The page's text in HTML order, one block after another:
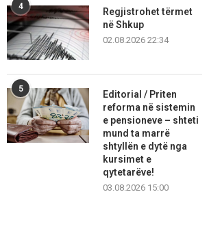
4
Regjistrohet tërmet
në Shkup
02.08.2026 22:34
5
Editorial / Priten
reforma në sistemin
e pensioneve – shteti
mund ta marrë
shtyllën e dytë nga
kursimet e
qytetarëve!
03.08.2026 15:00